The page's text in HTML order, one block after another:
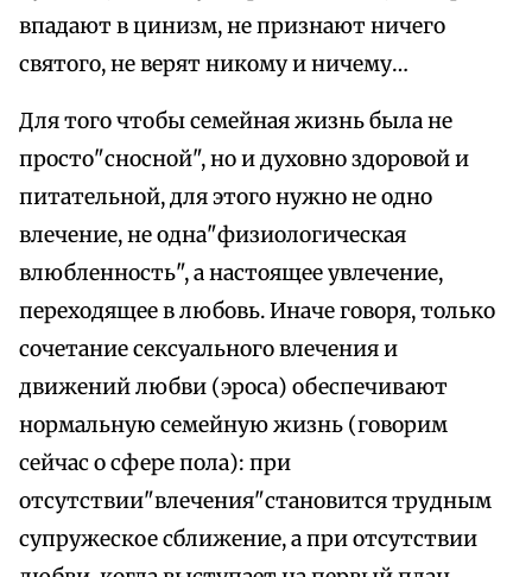
впадают в цинизм, не признают ничего
святого, не верят никому и ничему…
Для того чтобы семейная жизнь была не
просто"сносной", но и духовно здоровой и
питательной, для этого нужно не одно
влечение, не одна"физиологическая
влюбленность", а настоящее увлечение,
переходящее в любовь. Иначе говоря, только
сочетание сексуального влечения и
движений любви (эроса) обеспечивают
нормальную семейную жизнь (говорим
сейчас о сфере пола): при
отсутствии"влечения"становится трудным
супружеское сближение, а при отсутствии